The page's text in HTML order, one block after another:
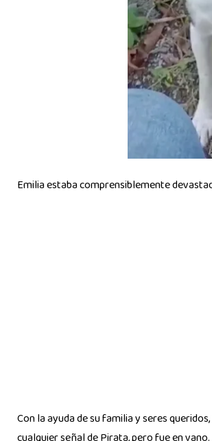
Emilia estaba comprensiblemente
Con la ayuda de su familia y seres